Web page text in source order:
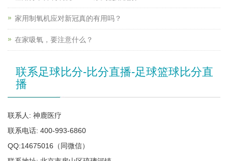
家用制氧机应对新冠真的有用吗？
在家吸氧，要注意什么？
联系足球比分-比分直播-足球篮球比分直
播
联系人: 神鹿医疗
联系电话: 400-993-6860
QQ:14675016（同微信）